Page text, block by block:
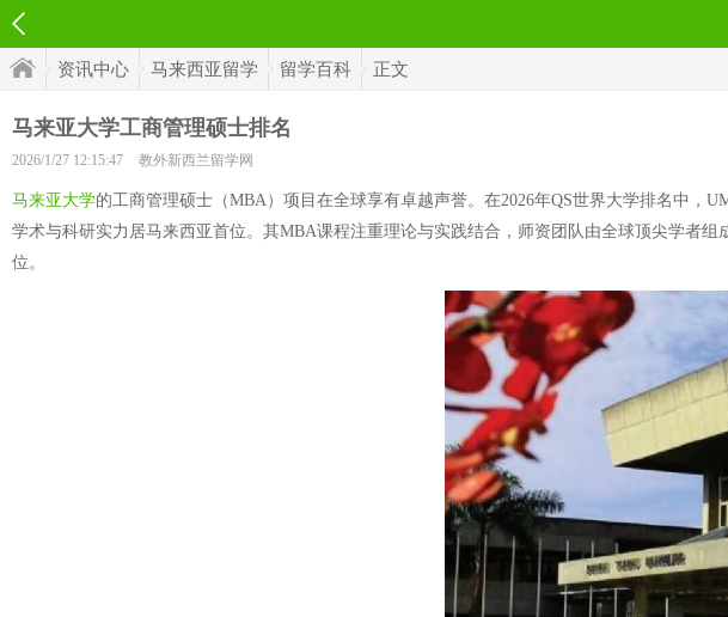
资讯中心 马来西亚留学 留学百科 正文
马来亚大学工商管理硕士排名
2026/1/27 12:15:47 教外新西兰留学网
马来亚大学的工商管理硕士（MBA）项目在全球享有卓越声誉。在2026年QS世界大学排名中，
学术与科研实力居马来西亚首位。其MBA课程注重理论与实践结合，师资团队由全球顶尖学者
位。